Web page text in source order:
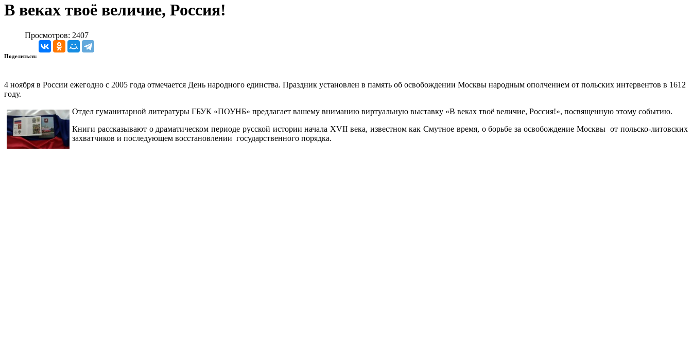
В веках твоё величие, Россия!
Просмотров: 2407
Поделиться:
4 ноября в России ежегодно с 2005 года отмечается День народного единства. Праздник установлен в память об освобождении Москвы народным ополчением от польских интервентов в 1612
году.
Отдел гуманитарной литературы ГБУК «ПОУНБ» предлагает вашему вниманию виртуальную выставку «В веках твоё величие, Россия!», посвященную этому событию.
Книги рассказывают о драматическом периоде русской истории начала XVII века, известном как Смутное время, о борьбе за освобождение Москвы от польско-литовских
захватчиков и последующем восстановлении государственного порядка.